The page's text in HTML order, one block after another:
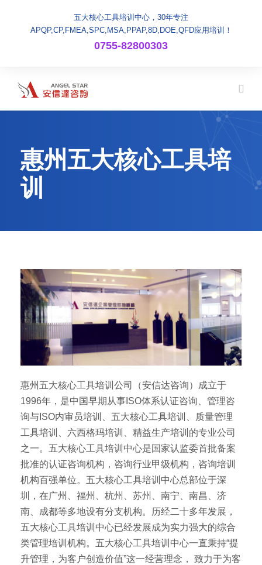
五大核心工具培训中心，30年专注
APQP,CP,FMEA,SPC,MSA,PPAP,8D,DOE,QFD应用培训！
0755-82800303
惠州五大核心工具培
训
惠州五大核心工具培训公司（安信达咨询）成立于
1996年，是中国早期从事ISO体系认证咨询、管理咨
询与ISO内审员培训、五大核心工具培训、质量管理
工具培训、六西格玛培训、精益生产培训的专业公司
之一。五大核心工具培训中心是国家认监委首批备案
批准的认证咨询机构，咨询行业甲级机构，咨询培训
机构百强单位。五大核心工具培训中心总部位于深
圳，在广州、福州、杭州、苏州、南宁、南昌、济
南、成都等多地设有分支机构。历经二十多年发展，
五大核心工具培训中心已经发展成为实力强大的综合
类管理培训机构。五大核心工具培训中心一直秉持“提
升管理，为客户创造价值”这一经营理念， 致力于为客